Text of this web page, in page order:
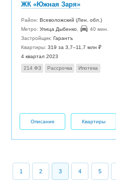
ЖК «Южная Заря»
Район:Всеволожский (Лен. обл.)
Метро: Улица Дыбенко
40 мин.
Застройщик:Гарантъ
Квартиры:319 за 3,7–11,7 млн ₽
4 квартал 2023
214 ФЗ Рассрочка Ипотека
Описание Квартиры
1 2 3 4 5